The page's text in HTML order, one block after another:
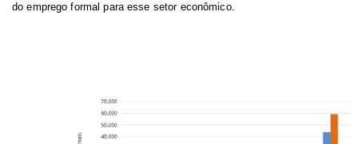
do emprego formal para esse setor econômico.